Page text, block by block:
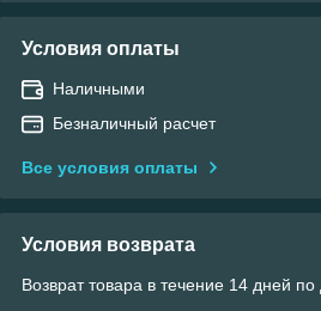
Условия оплаты
Наличными
Безналичный расчет
Все условия оплаты
Условия возврата
Возврат товара в течение 14 дней по